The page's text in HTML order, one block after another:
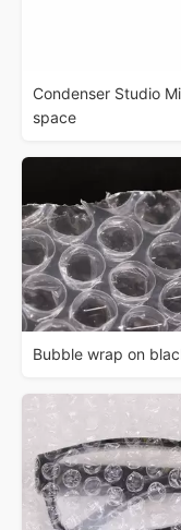
Condenser Studio
space
Bubble wrap on